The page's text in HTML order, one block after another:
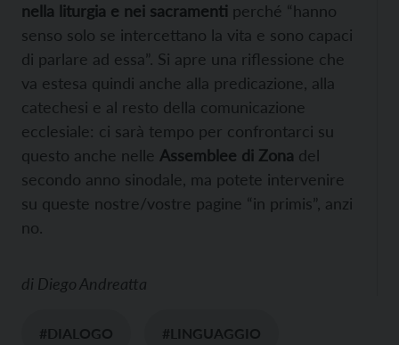
nella liturgia e nei sacramenti perché “hanno
senso solo se intercettano la vita e sono capaci
di parlare ad essa”. Si apre una riflessione che
va estesa quindi anche alla predicazione, alla
catechesi e al resto della comunicazione
ecclesiale: ci sarà tempo per confrontarci su
questo anche nelle Assemblee di Zona del
secondo anno sinodale, ma potete intervenire
su queste nostre/vostre pagine “in primis”, anzi
no.
di Diego Andreatta
#DIALOGO #LINGUAGGIO